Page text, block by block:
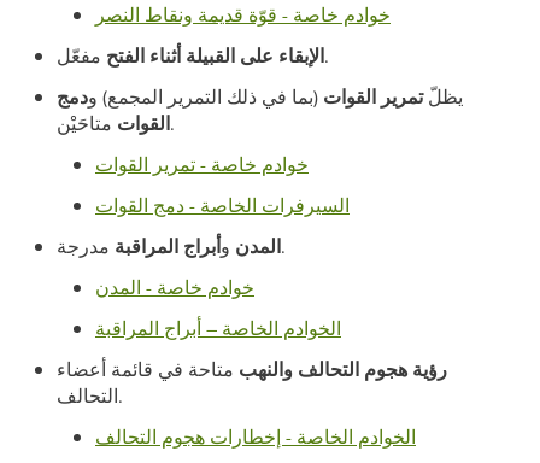
خوادم خاصة - قوّة قديمة ونقاط النصر
الإبقاء على القبيلة أثناء الفتحمفعّل.
يظلّتمرير القوات (بما في ذلك التمرير المجمع) ودمج
القواتمتاحَيْن.
خوادم خاصة - تمرير القوات
السيرفرات الخاصة - دمج القوات
المدن وأبراج المراقبة
مدرجة.
خوادم خاصة - المدن
الخوادم الخاصة – أبراج المراقبة
رؤية هجوم التحالف والنهب متاحة في قائمة أعضاء
التحالف.
الخوادم الخاصة - إخطارات هجوم التحالف